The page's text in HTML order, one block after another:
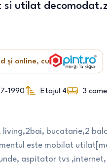
si utilat
și online, cu
1990 Etajul 4 3
living,2bai, bucatarie,2
este mobilat
aspitator tvs